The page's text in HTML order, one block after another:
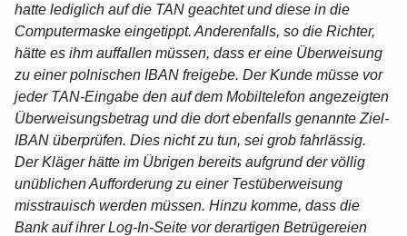
hatte lediglich auf die TAN geachtet und diese in die
Computermaske eingetippt. Anderenfalls, so die Richter,
hätte es ihm auffallen müssen, dass er eine Überweisung
zu einer polnischen IBAN freigebe. Der Kunde müsse vor
jeder TAN-Eingabe den auf dem Mobiltelefon angezeigten
Überweisungsbetrag und die dort ebenfalls genannte Ziel-
IBAN überprüfen. Dies nicht zu tun, sei grob fahrlässig.
Der Kläger hätte im Übrigen bereits aufgrund der völlig
unüblichen Aufforderung zu einer Testüberweisung
misstrauisch werden müssen. Hinzu komme, dass die
Bank auf ihrer Log-In-Seite vor derartigen Betrügereien